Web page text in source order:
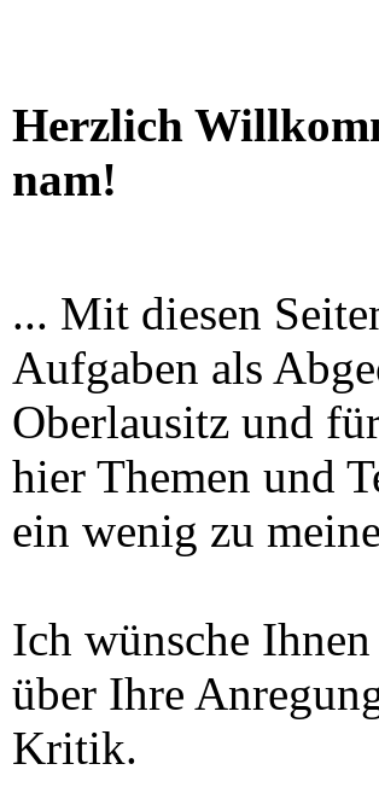
Herzlich
nam!
... Mit diesen
Aufgaben als
Oberlausitz und
hier Themen und
ein wenig zu
Ich wünsche
über Ihre
Kritik.